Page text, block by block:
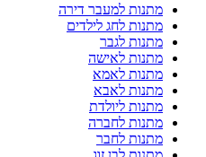
מתנות למעבר דירה
מתנות לחג לילדים
מתנות לגבר
מתנות לאישה
מתנות לאמא
מתנות לאבא
מתנות ליולדת
מתנות לחברה
מתנות לחבר